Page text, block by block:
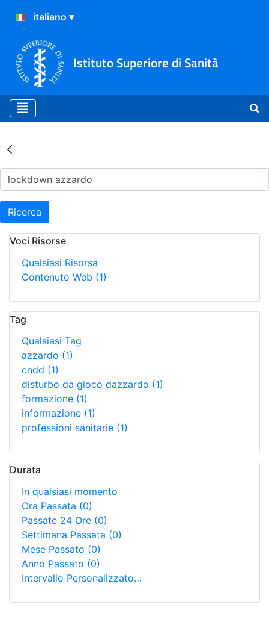
Istituto Superiore di Sanità
Risultati della Ricerca -
Ricerca
Voci Risorse
Qualsiasi Risorsa
Contenuto Web (1)
Tag
Qualsiasi Tag
azzardo (1)
cndd (1)
disturbo da gioco dazzardo (1)
formazione (1)
informazione (1)
professioni sanitarie (1)
Durata
In qualsiasi momento
Ora Passata (0)
Passate 24 Ore (0)
Settimana Passata (0)
Mese Passato (0)
Anno Passato (0)
Intervallo Personalizzato…